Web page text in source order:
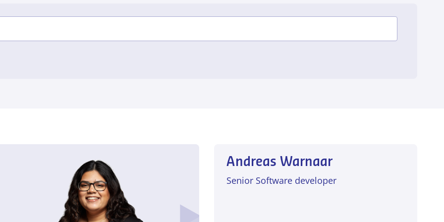
Andreas Warnaar
Senior Software developer